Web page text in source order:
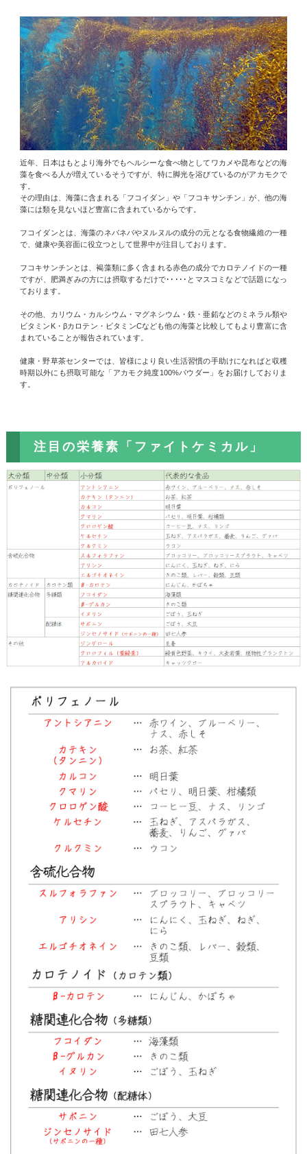
近年、日本はもとより海外でもヘルシーな食べ物としてワカメや昆布などの海
藻を食べる人が増えているそうですが、特に脚光を浴びているのがアカモクで
す。
その理由は、海藻に含まれる「フコイダン」や「フコキサンチン」が、他の海
藻には類を見ないほど豊富に含まれているからです。
フコイダンとは、海藻のネバネバやヌルヌルの成分の元となる食物繊維の一種
で、健康や美容面に役立つとして世界中が注目しております。
フコキサンチンとは、褐藻類に多く含まれる赤色の成分でカロテノイドの一種
ですが、肥満ぎみの方には摂取するだけで･････とマスコミなどで話題になっ
ております。
その他、カリウム・カルシウム・マグネシウム・鉄・亜鉛などのミネラル類や
ビタミンK・βカロテン・ビタミンCなども他の海藻と比較してもより豊富に含
まれていることが報告されています。
健康・野草茶センターでは、皆様により良い生活習慣の手助けになればと収穫
時期以外にも摂取可能な「アカモク純度100%パウダー」をお届けしておりま
す。
注目の栄養素「ファイトケミカル」